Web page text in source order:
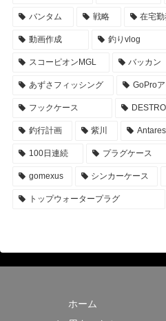
バンタム 戦略 在宅勤
動画作成 釣りvlog
スコーピオンMGL バッカン
あずさフィッシング GoPro
フックケース
釣行計画 紫川
100日連続 プラグケース
gomexus シンカーケース
トップウォータープラグ
ホーム